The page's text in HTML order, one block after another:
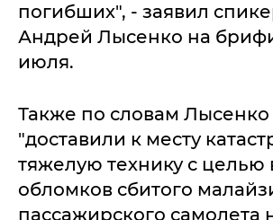
погибших", - заявил
Андрей Лысенко на
июля.
Также по словам
"доставили к месту
тяжелую технику с целью
обломков сбитого
пассажирского самолета